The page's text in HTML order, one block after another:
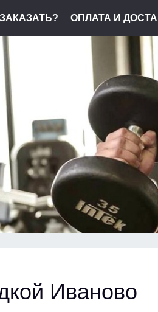
ОПЛАТА И
Иваново